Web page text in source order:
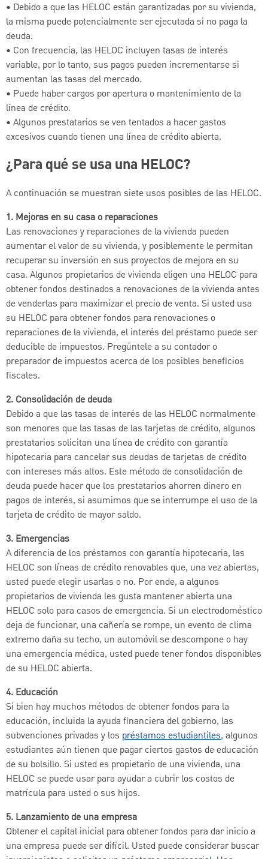
• Debido a que las HELOC están garantizadas por su vivienda,
la misma puede potencialmente ser ejecutada si no paga la
deuda.
• Con frecuencia, las HELOC incluyen tasas de interés
variable, por lo tanto, sus pagos pueden incrementarse si
aumentan las tasas del mercado.
• Puede haber cargos por apertura o mantenimiento de la
línea de crédito.
• Algunos prestatarios se ven tentados a hacer gastos
excesivos cuando tienen una línea de crédito abierta.
¿Para qué se usa una HELOC?
A continuación se muestran siete usos posibles de las HELOC.
1. Mejoras en su casa o reparaciones
Las renovaciones y reparaciones de la vivienda pueden
aumentar el valor de su vivienda, y posiblemente le permitan
recuperar su inversión en sus proyectos de mejora en su
casa. Algunos propietarios de vivienda eligen una HELOC para
obtener fondos destinados a renovaciones de la vivienda antes
de venderlas para maximizar el precio de venta. Si usted usa
su HELOC para obtener fondos para renovaciones o
reparaciones de la vivienda, el interés del préstamo puede ser
deducible de impuestos. Pregúntele a su contador o
preparador de impuestos acerca de los posibles beneficios
fiscales.
2. Consolidación de deuda
Debido a que las tasas de interés de las HELOC normalmente
son menores que las tasas de las tarjetas de crédito, algunos
prestatarios solicitan una línea de crédito con garantía
hipotecaria para cancelar sus deudas de tarjetas de crédito
con intereses más altos. Este método de consolidación de
deuda puede hacer que los prestatarios ahorren dinero en
pagos de interés, si asumimos que se interrumpe el uso de la
tarjeta de crédito de mayor saldo.
3. Emergencias
A diferencia de los préstamos con garantía hipotecaria, las
HELOC son líneas de crédito renovables que, una vez abiertas,
usted puede elegir usarlas o no. Por ende, a algunos
propietarios de vivienda les gusta mantener abierta una
HELOC solo para casos de emergencia. Si un electrodoméstico
deja de funcionar, una cañería se rompe, un evento de clima
extremo daña su techo, un automóvil se descompone o hay
una emergencia médica, usted puede tener fondos disponibles
de su HELOC abierta.
4. Educación
Si bien hay muchos métodos de obtener fondos para la
educación, incluida la ayuda financiera del gobierno, las
subvenciones privadas y los préstamos estudiantiles, algunos
estudiantes aún tienen que pagar ciertos gastos de educación
de su bolsillo. Si usted es propietario de una vivienda, una
HELOC se puede usar para ayudar a cubrir los costos de
matrícula para usted o sus hijos.
5. Lanzamiento de una empresa
Obtener el capital inicial para obtener fondos para dar inicio a
una empresa puede ser difícil. Usted puede considerar buscar